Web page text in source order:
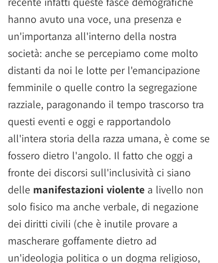
hanno avuto una voce, una presenza e
un'importanza all'interno della nostra
società: anche se percepiamo come molto
distanti da noi le lotte per l'emancipazione
femminile o quelle contro la segregazione
razziale, paragonando il tempo trascorso tra
questi eventi e oggi e rapportandolo
all'intera storia della razza umana, è come se
fossero dietro l'angolo. Il fatto che oggi a
fronte dei discorsi sull'inclusività ci siano
delle manifestazioni violente a livello non
solo fisico ma anche verbale, di negazione
dei diritti civili (che è inutile provare a
mascherare goffamente dietro ad
un'ideologia politica o un dogma religioso,